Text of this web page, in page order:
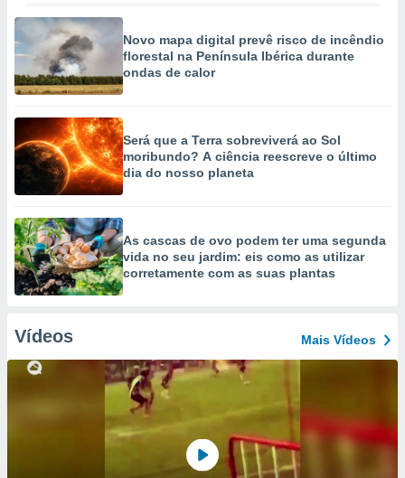
Novo mapa digital prevê risco de incêndio
florestal na Península Ibérica durante
ondas de calor
Será que a Terra sobreviverá ao Sol
moribundo? A ciência reescreve o último
dia do nosso planeta
As cascas de ovo podem ter uma segunda
vida no seu jardim: eis como as utilizar
corretamente com as suas plantas
Vídeos Mais Vídeos